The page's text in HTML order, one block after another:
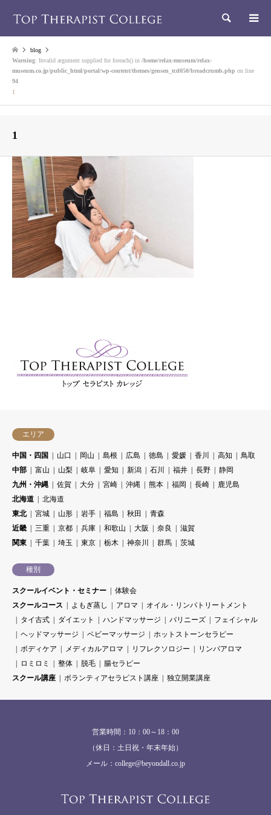
検索
blog
Warning: Invalid argument supplied for foreach() in /home/relax-museum/relax-
museum.co.jp/public_html/portal/wp-content/themes/gensen_tcd050/breadcrumb.php on line
94
1
1
エリア
中国・四国 山口 岡山 島根 広島 徳島 愛媛 香川 高知
鳥取
中部
富山 山梨 岐阜 愛知 新潟 石川 福井 長野
静岡
九州・沖縄
佐賀 大分 宮崎 沖縄 熊本 福岡 長崎
鹿児島
北海道
北海道
東北
宮城 山形 岩手 福島 秋田
青森
近畿
三重 京都 兵庫 和歌山 大阪 奈良
滋賀
関東
千葉 埼玉 東京 栃木 神奈川 群馬 茨城
種別
スクールイベント・セミナー
体験会
スクールコース
よもぎ蒸し アロマ
オイル・リンパトリートメント
タイ古式
ダイエット ハンドマッサージ バリニーズ
フェイシャル
ヘッドマッサージ
ベビーマッサージ
ホットストーンセラピー
ボディケア
メディカルアロマ リフレクソロジー
リンパアロマ
ロミロミ
整体 脱毛
腸セラピー
スクール講座
ボランティアセラピスト講座 独立開業講座
営業時間：10：00～18：00
（休日：土日祝・年末年始）
メール：college@beyondall.co.jp